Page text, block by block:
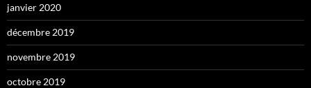
janvier 2020
décembre 2019
novembre 2019
octobre 2019